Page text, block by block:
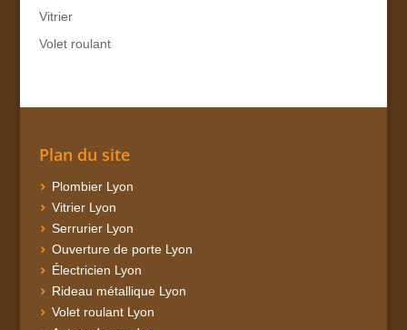
Vitrier
Volet roulant
Plan du site
Plombier Lyon
Vitrier Lyon
Serrurier Lyon
Ouverture de porte Lyon
Électricien Lyon
Rideau métallique Lyon
Volet roulant Lyon